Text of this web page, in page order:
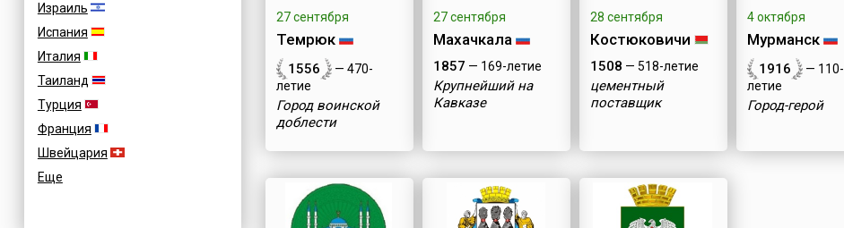
Израиль
Испания
Италия
Таиланд
Турция
Франция
Швейцария
Еще
27 сентября
Темрюк
1556
— 470-
летие
Город воинской
доблести
27 сентября
Махачкала
1857 — 169-летие
Крупнейший на
Кавказе
28 сентября
Костюковичи
1508 — 518-летие
цементный
поставщик
4 октября
Мурманск
1916
— 110-
летие
Город-герой